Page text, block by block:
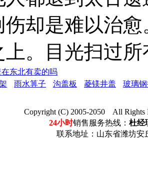
伤却是难以治
上。目光扫过所
东北有卖的吗
雨水箅子 沟盖板 菱镁井盖 玻璃
Copyright (C) 2005-2050 All
24小时销售服务热线： 杜经
联系地址：山东省潍坊